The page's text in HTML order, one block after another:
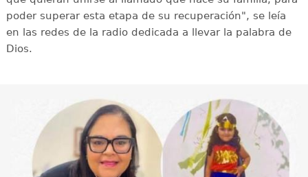
poder superar esta etapa de su recuperación", se leía
en las redes de la radio dedicada a llevar la palabra de
Dios.